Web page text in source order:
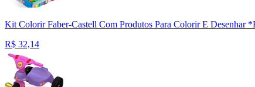
Kit Colorir Faber-Castell Com Produtos Para Colorir E Desenhar
R$ 32,14